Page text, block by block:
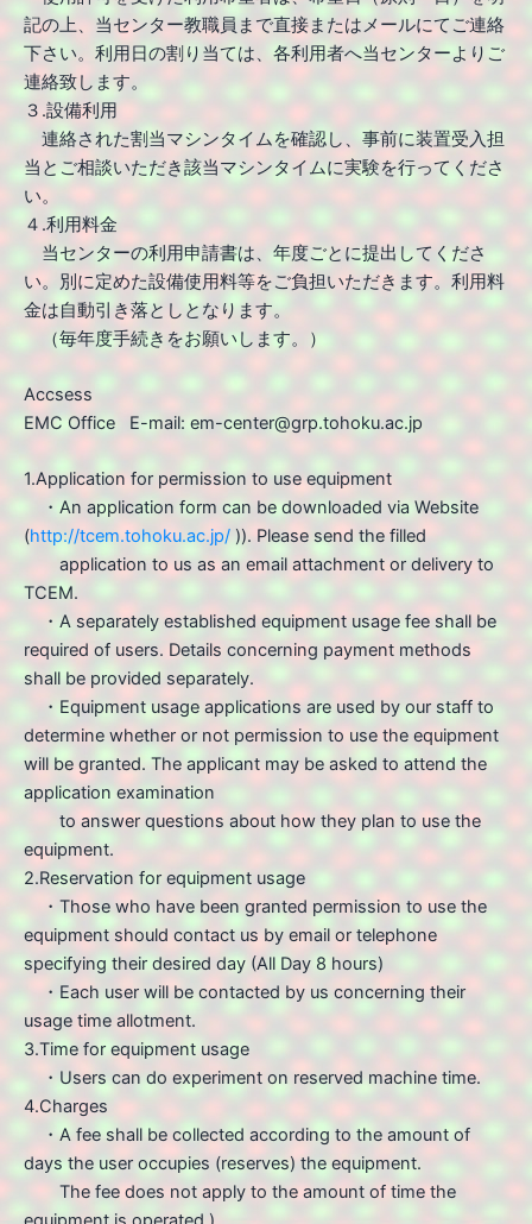
記の上、当センター教職員まで直接またはメールにてご連絡
下さい。利用日の割り当ては、各利用者へ当センターよりご
連絡致します。
３.設備利用
連絡された割当マシンタイムを確認し、事前に装置受入担
当とご相談いただき該当マシンタイムに実験を行ってくださ
い。
４.利用料金
当センターの利用申請書は、年度ごとに提出してくださ
い。別に定めた設備使用料等をご負担いただきます。利用料
金は自動引き落としとなります。
（毎年度手続きをお願いします。）
Accsess
EMC Office E-mail: em-center@grp.tohoku.ac.jp
1.Application for permission to use equipment
・An application form can be downloaded via Website
(http://tcem.tohoku.ac.jp/ )). Please send the filled
application to us as an email attachment or delivery to
TCEM.
・A separately established equipment usage fee shall be
required of users. Details concerning payment methods
shall be provided separately.
・Equipment usage applications are used by our staff to
determine whether or not permission to use the equipment
will be granted. The applicant may be asked to attend the
application examination
to answer questions about how they plan to use the
equipment.
2.Reservation for equipment usage
・Those who have been granted permission to use the
equipment should contact us by email or telephone
specifying their desired day (All Day 8 hours)
・Each user will be contacted by us concerning their
usage time allotment.
3.Time for equipment usage
・Users can do experiment on reserved machine time.
4.Charges
・A fee shall be collected according to the amount of
days the user occupies (reserves) the equipment.
The fee does not apply to the amount of time the